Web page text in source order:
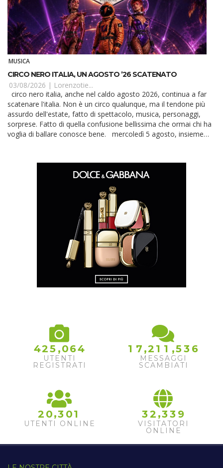
MUSICA
CIRCO NERO ITALIA, UN AGOSTO ’26 SCATENATO
03/08/2026 | Lorenzotie...
scatenare l'italia. Non è un circo qualunque, ma il tendone più
assurdo dell'estate, fatto di spettacolo, musica, personaggi,
sorprese. Fatto di quella confusione bellissima che ormai chi ha
voglia di ballare conosce bene. mercoledì 5 agosto, insieme
425 ,064
UTENTI
REGISTRATI
1 7 ,2 1 1 ,53 6
MESSAGGI
SCAMBIATI
2 0,3 01
UTENTI ONLINE
32 ,33 9
VISITATORI
ONLINE